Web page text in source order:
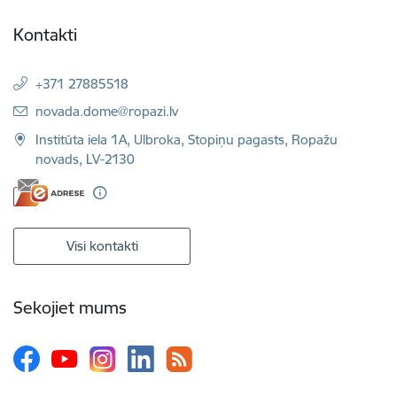
Kontakti
+371 27885518
E-pasts:
novada.dome@ropazi.lv
Institūta iela 1A, Ulbroka, Stopiņu pagasts, Ropažu
novads, LV-2130
Visi kontakti
Sekojiet mums